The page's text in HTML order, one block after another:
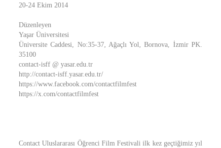
20-24 Ekim 2014
Düzenleyen
Yaşar Üniversitesi
Üniversite Caddesi, No:35-37, Ağaçlı Yol, Bornova, İzmir PK.
35100
contact-isff @ yasar.edu.tr
http://contact-isff.yasar.edu.tr/
https://www.facebook.com/contactfilmfest
https://x.com/contactfilmfest
Contact Uluslararası Öğrenci Film Festivali ilk kez geçtiğimiz yıl